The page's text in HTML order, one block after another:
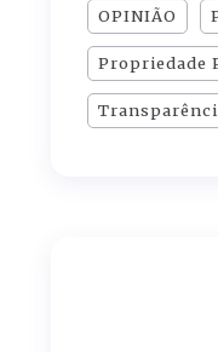
OPINIÃO
Propriedade